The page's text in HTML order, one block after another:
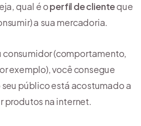
qual é operfil de clienteque
a sua mercadoria.
consumidor (comportamento,
exemplo), você consegue
público está acostumado a
produtos na internet.